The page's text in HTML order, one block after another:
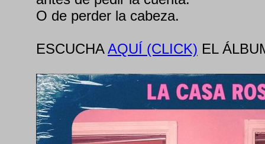
O de perder la cabeza.
ESCUCHAAQUÍ (CLICK) EL